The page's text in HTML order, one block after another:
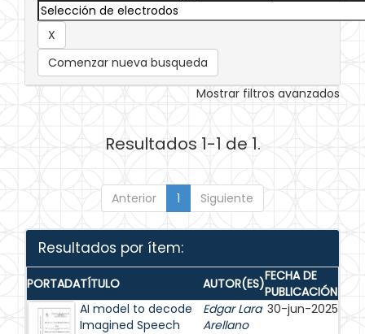
Comenzar nueva busqueda
Mostrar filtros avanzados
Resultados 1-1 de 1.
Anterior 1 Siguiente
Resultados por ítem:
PORTADATÍTULO AUTOR(ES)FECHA DE
PUBLICACIÓN
AI model to decode
Imagined Speech
Edgar Lara
Arellano
30-jun-2025